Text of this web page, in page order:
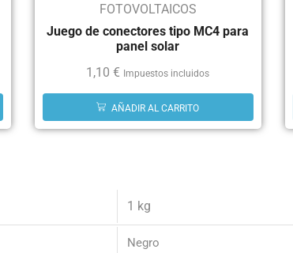
FOTOVOLTAICOS
Juego de conectores tipo MC4 para
panel solar
1,10€ Impuestos incluidos
AÑADIR AL CARRITO
1 kg
Negro